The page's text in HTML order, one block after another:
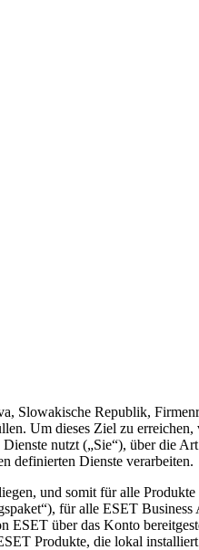
Slowakische Republik,
Um dieses Ziel zu
nutzt („Sie“), über die
definierten Dienste verarbeiten.
und somit für alle
“), für alle ESET Business
ESET über das Konto
Produkte, die lokal